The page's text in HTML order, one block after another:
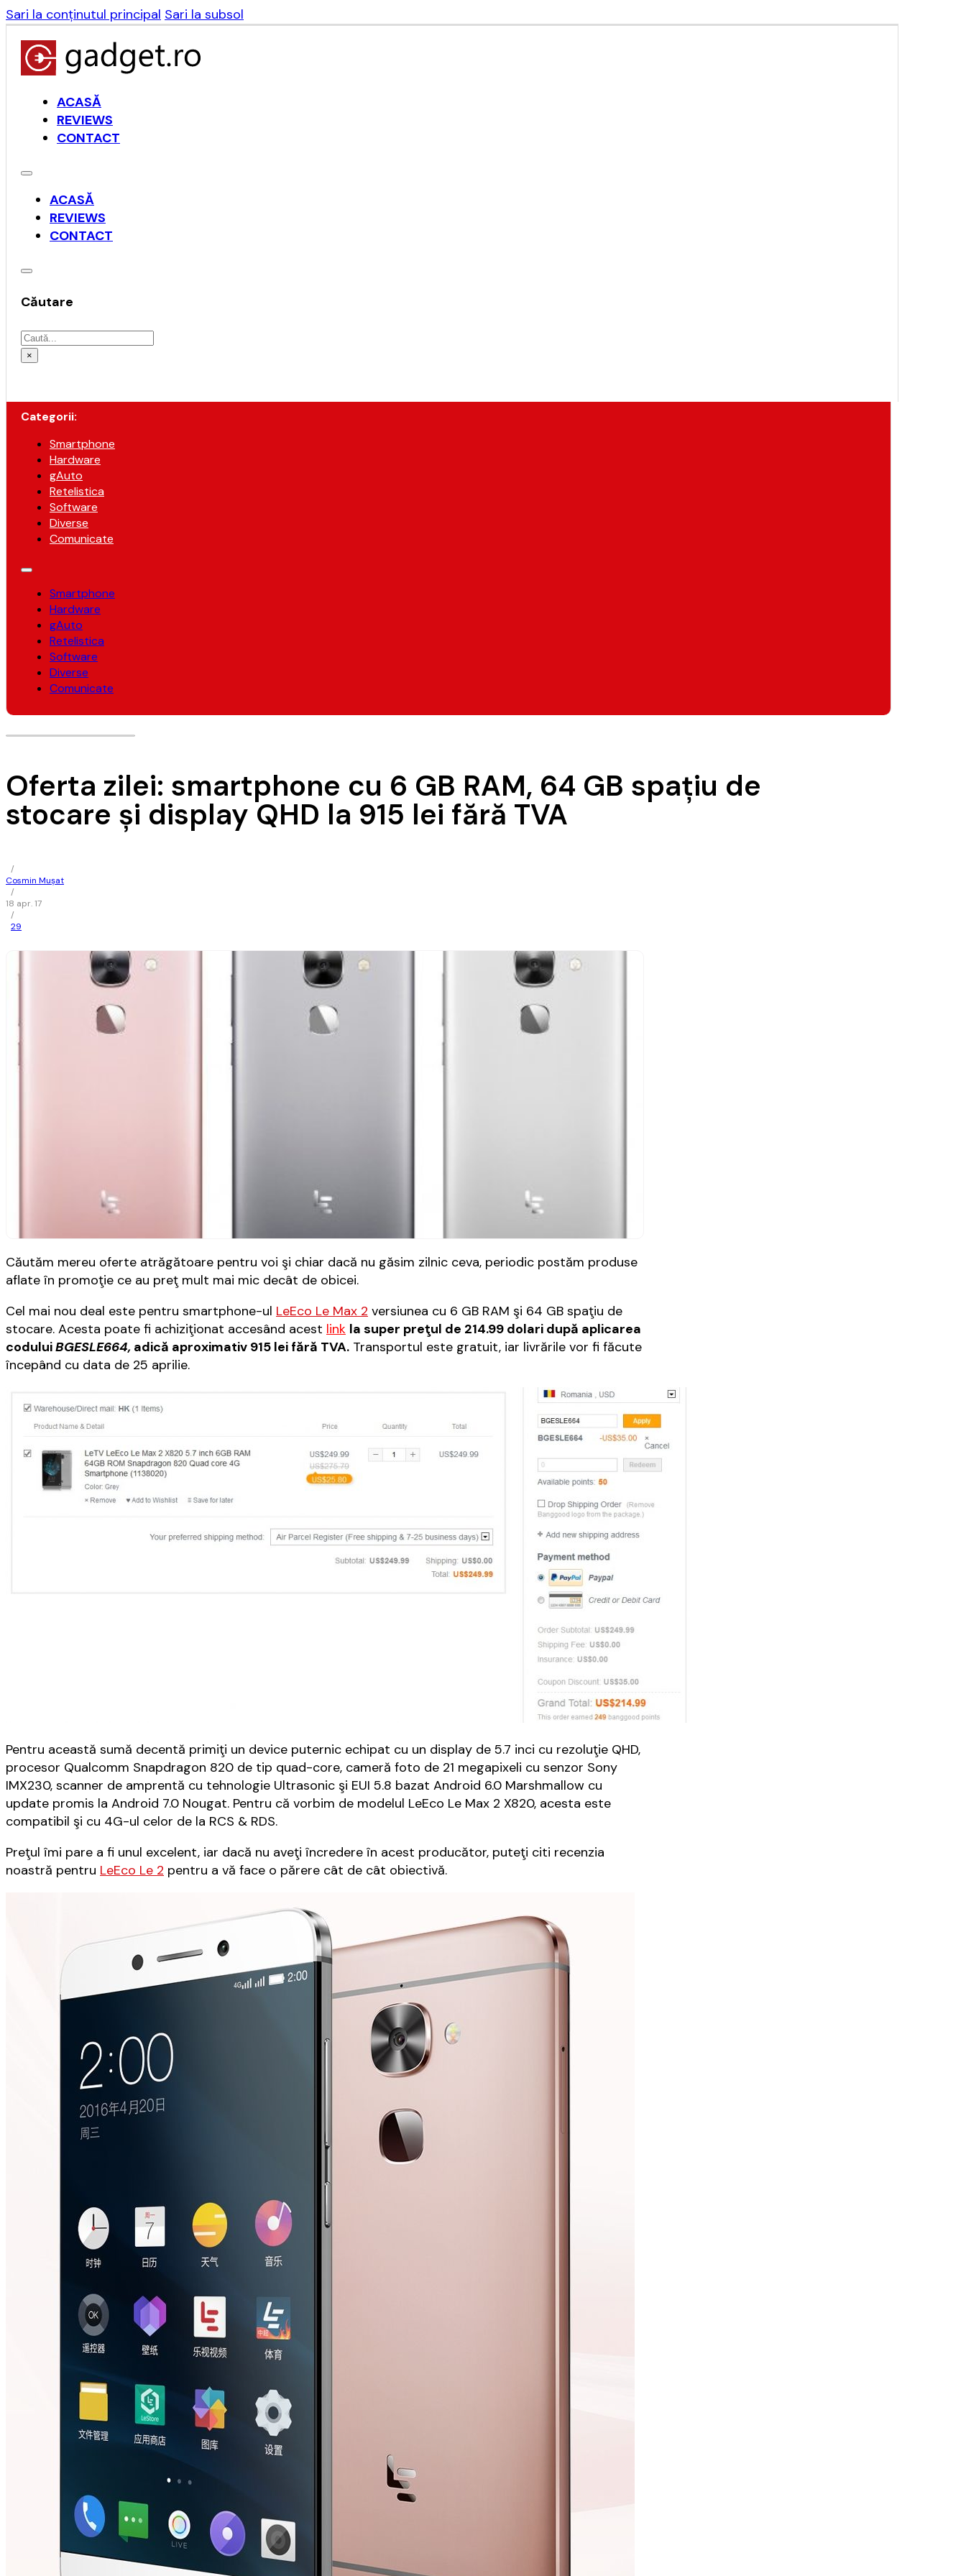
Sari la conținutul principal Sari la subsol
ACASĂ
REVIEWS
CONTACT
ACASĂ
REVIEWS
CONTACT
Căutare
Caută
×
Categorii:
Smartphone
Hardware
gAuto
Retelistica
Software
Diverse
Comunicate
Smartphone
Hardware
gAuto
Retelistica
Software
Diverse
Comunicate
Oferta zilei: smartphone cu 6 GB RAM, 64 GB spaţiu de
stocare şi display QHD la 915 lei fără TVA
/
Cosmin Mușat
/
18 apr. 17
/
29
Căutăm mereu oferte atrăgătoare pentru voi şi chiar dacă nu găsim zilnic ceva, periodic postăm produse
aflate în promoţie ce au preţ mult mai mic decât de obicei.
Cel mai nou deal este pentru smartphone-ul LeEco Le Max 2 versiunea cu 6 GB RAM şi 64 GB spaţiu de
stocare. Acesta poate fi achiziţionat accesând acest link la super preţul de 214.99 dolari după aplicarea
coduluiBGESLE664, adică aproximativ 915 lei fără TVA. Transportul este gratuit, iar livrările vor fi făcute
începând cu data de 25 aprilie.
Pentru această sumă decentă primiţi un device puternic echipat cu un display de 5.7 inci cu rezoluţie QHD,
procesor Qualcomm Snapdragon 820 de tip quad-core, cameră foto de 21 megapixeli cu senzor Sony
IMX230, scanner de amprentă cu tehnologie Ultrasonic şi EUI 5.8 bazat Android 6.0 Marshmallow cu
update promis la Android 7.0 Nougat. Pentru că vorbim de modelul LeEco Le Max 2 X820, acesta este
compatibil şi cu 4G-ul celor de la RCS & RDS.
Preţul îmi pare a fi unul excelent, iar dacă nu aveţi încredere în acest producător, puteţi citi recenzia
noastră pentru LeEco Le 2 pentru a vă face o părere cât de cât obiectivă.